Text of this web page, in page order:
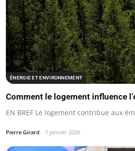
ÉNERGIE ET ENVIRONNEMENT
Comment le logement influence
EN BREF Le logement contribue aux
Pierre Girard 7 janvier 2026